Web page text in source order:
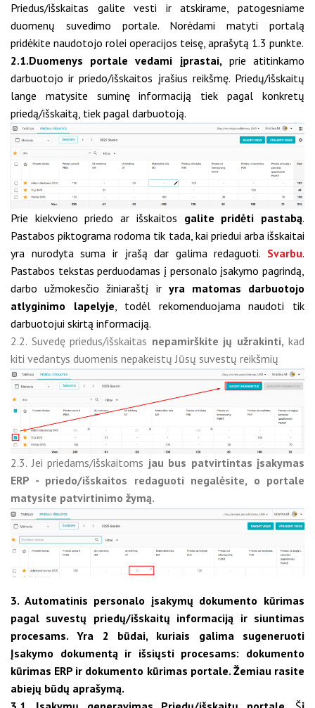
Priedus/išskaitas galite vesti ir atskirame, patogesniame
duomenų suvedimo portale. Norėdami matyti portalą
pridėkite naudotojo rolei operacijos teisę, aprašytą 1.3 punkte.
2.1.Duomenys portale vedami įprastai,prie atitinkamo
darbuotojo ir priedo/išskaitos įrašius reikšmę. Priedų/išskaitų
lange matysite suminę informaciją tiek pagal konkretų
priedą/išskaitą, tiek pagal darbuotoją.
Prie kiekvieno priedo ar išskaitos galite pridėti pastabą.
Pastabos piktograma rodoma tik tada, kai priedui arba išskaitai
yra nurodyta suma ir įrašą dar galima redaguoti. Svarbu.
Pastabos tekstas perduodamas į personalo įsakymo pagrindą,
darbo užmokesčio žiniaraštį ir yra matomas darbuotojo
atlyginimo lapelyje , todėl rekomenduojama naudoti tik
darbuotojui skirtą informaciją.
2.2. Suvedę priedus/išskaitas nepamirškite jų užrakinti, kad
kiti vedantys duomenis nepakeistų Jūsų suvestų reikšmių
2.3. Jei priedams/išskaitoms jau bus patvirtintas įsakymas
ERP - priedo/išskaitos redaguoti negalėsite, o portale
matysite patvirtinimo žymą.
3. Automatinis personalo įsakymų dokumento kūrimas
pagal suvestų priedų/išskaitų informaciją ir siuntimas
procesams. Yra 2 būdai, kuriais galima sugeneruoti
Įsakymo dokumentą ir išsiųsti procesams: dokumento
kūrimas ERP ir dokumento kūrimas portale. Žemiau rasite
abiejų būdų aprašymą.